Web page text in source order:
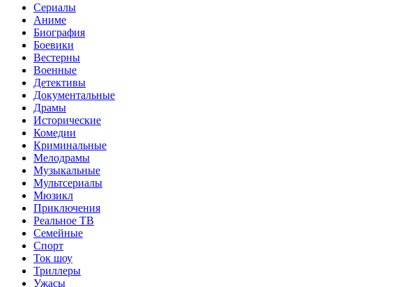
Сериалы
Аниме
Биография
Боевики
Вестерны
Военные
Детективы
Документальные
Драмы
Исторические
Комедии
Криминальные
Мелодрамы
Музыкальные
Мультсериалы
Мюзикл
Приключения
Реальное ТВ
Семейные
Спорт
Ток шоу
Триллеры
Ужасы